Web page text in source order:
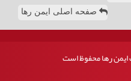
صفحه اصلی ایمن رها